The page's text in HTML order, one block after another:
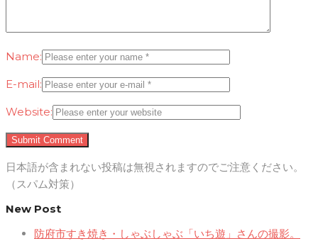
Name:
E-mail:
Website:
日本語が含まれない投稿は無視されますのでご注意ください。
（スパム対策）
New Post
防府市すき焼き・しゃぶしゃぶ「いち遊」さんの撮影。